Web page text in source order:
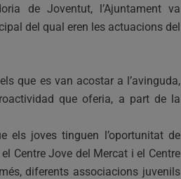
de Joventut, l’Ajuntament va
del qual eren les actuacions del
que es van acostar a l’avinguda,
que oferia, a part de la
els joves tinguen l’oportunitat de
Centre Jove del Mercat i el Centre
diferents associacions juvenils